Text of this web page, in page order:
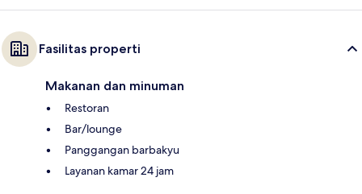
Fasilitas properti
Makanan dan minuman
Restoran
Bar/lounge
Panggangan barbakyu
Layanan kamar 24 jam